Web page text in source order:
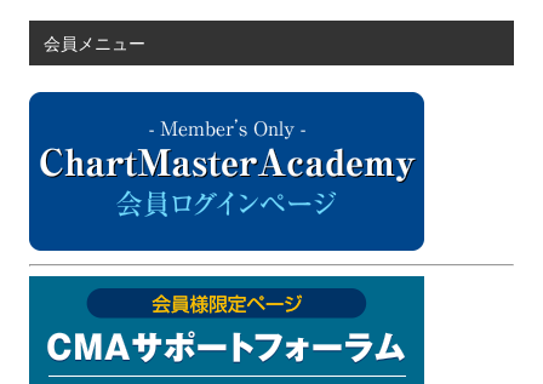
会員メニュー